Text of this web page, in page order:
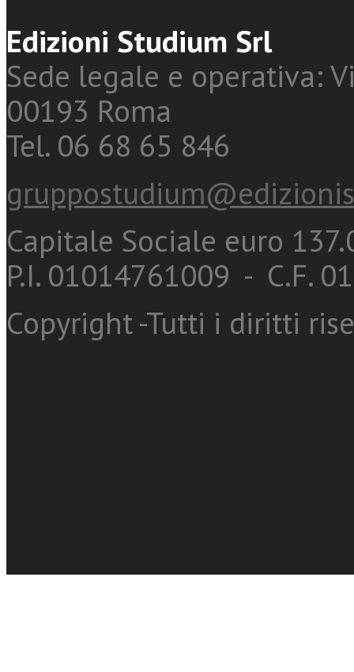
Edizioni Studium Srl
Sede legale e operativa:
00193 Roma
Tel. 06 68 65 846
Capitale Sociale euro
P.I. 01014761009 - C.F.
Copyright -Tutti i diritti